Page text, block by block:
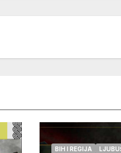
BIH I REGIJA